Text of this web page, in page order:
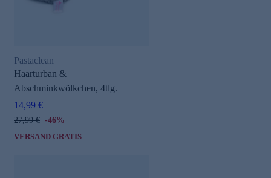
Pastaclean
Haarturban &
Abschminkwölkchen, 4tlg.
14,99 €
27,99 € -46%
VERSAND GRATIS